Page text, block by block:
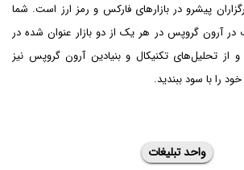
پیشرو در بازارهای فارکس و رمز ارز است. شما
در آرون گروپس در هر یک از دو بازار عنوان ‌شده در
از تحلیل‌های تکنیکال و بنیادین آرون گروپس نیز
را با سود ببندید.
واحد تبلیغات